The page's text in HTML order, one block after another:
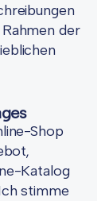
der
Shop
Katalog
stimme